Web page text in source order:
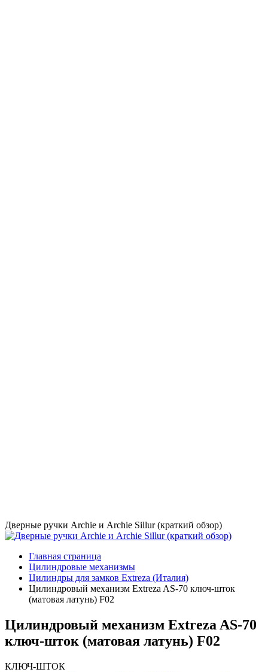
Дверные ручки Archie и Archie Sillur (краткий обзор)
Главная страница
Цилиндровые механизмы
Цилиндры для замков Extreza (Италия)
Цилиндровый механизм Extreza AS-70 ключ-шток
(матовая латунь) F02
Цилиндровый механизм Extreza AS-70
ключ-шток (матовая латунь) F02
КЛЮЧ-ШТОК